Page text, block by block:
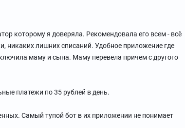
которому я доверяла. Рекомендовала его всем - всё
никаких лишних списаний. Удобное приложение где
маму и сына. Маму перевела причем с другого
платежи по 35 рублей в день.
Самый тупой бот в их приложении не понимает